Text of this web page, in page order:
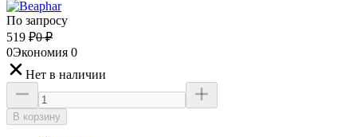
По запросу
519 ₽0 ₽
0Экономия 0
Нет в наличии
В корзину